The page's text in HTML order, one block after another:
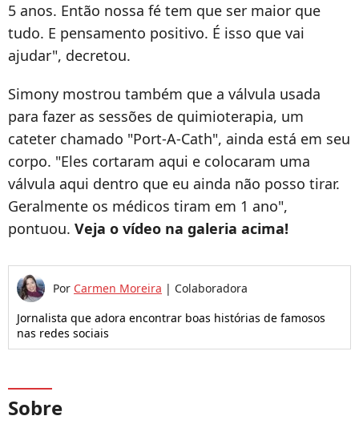
5 anos. Então nossa fé tem que ser maior que
tudo. E pensamento positivo. É isso que vai
ajudar", decretou.
Simony mostrou também que a válvula usada
para fazer as sessões de quimioterapia, um
cateter chamado "Port-A-Cath", ainda está em seu
corpo. "Eles cortaram aqui e colocaram uma
válvula aqui dentro que eu ainda não posso tirar.
Geralmente os médicos tiram em 1 ano",
pontuou. Veja o vídeo na galeria acima!
Por Carmen Moreira | Colaboradora
Jornalista que adora encontrar boas histórias de famosos
nas redes sociais
Sobre